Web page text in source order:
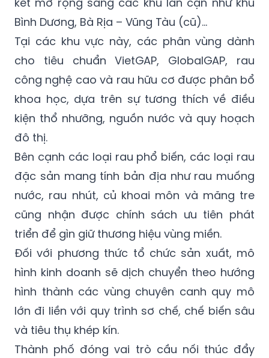
Bình Dương, Bà Rịa – Vũng Tàu (cũ)…
Tại các khu vực này, các phân vùng dành
cho tiêu chuẩn VietGAP, GlobalGAP, rau
công nghệ cao và rau hữu cơ được phân bổ
khoa học, dựa trên sự tương thích về điều
kiện thổ nhưỡng, nguồn nước và quy hoạch
đô thị.
Bên cạnh các loại rau phổ biến, các loại rau
đặc sản mang tính bản địa như rau muống
nước, rau nhút, củ khoai môn và măng tre
cũng nhận được chính sách ưu tiên phát
triển để gìn giữ thương hiệu vùng miền.
Đối với phương thức tổ chức sản xuất, mô
hình kinh doanh sẽ dịch chuyển theo hướng
hình thành các vùng chuyên canh quy mô
lớn đi liền với quy trình sơ chế, chế biến sâu
và tiêu thụ khép kín.
Thành phố đóng vai trò cầu nối thúc đẩy